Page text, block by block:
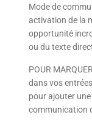
Mode de
activation de la
opportunité
ou du texte
POUR
dans vos
pour ajouter
communication